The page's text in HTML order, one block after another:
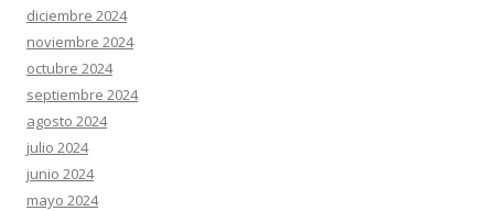
diciembre 2024
noviembre 2024
octubre 2024
septiembre 2024
agosto 2024
julio 2024
junio 2024
mayo 2024